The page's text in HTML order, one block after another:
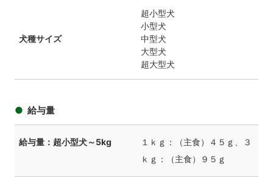
犬種サイズ
超小型犬
小型犬
中型犬
大型犬
超大型犬
給与量
給与量：超小型犬～5kg
１ｋｇ：（主食）４５ｇ、３
ｋｇ：（主食）９５ｇ